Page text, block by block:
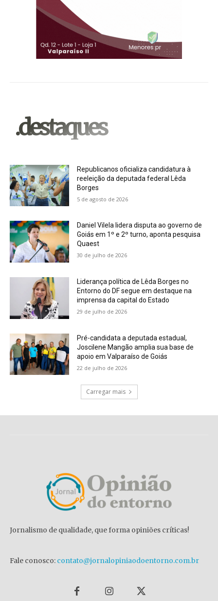
.destaques
Republicanos oficializa candidatura à
reeleição da deputada federal Lêda
Borges
5 de agosto de 2026
Daniel Vilela lidera disputa ao governo de
Goiás em 1º e 2º turno, aponta pesquisa
Quaest
30 de julho de 2026
Liderança política de Lêda Borges no
Entorno do DF segue em destaque na
imprensa da capital do Estado
29 de julho de 2026
Pré-candidata a deputada estadual,
Joscilene Mangão amplia sua base de
apoio em Valparaíso de Goiás
22 de julho de 2026
Carregar mais
Jornalismo de qualidade, que forma opiniões críticas!
Fale conosco: contato@jornalopiniaodoentorno.com.br